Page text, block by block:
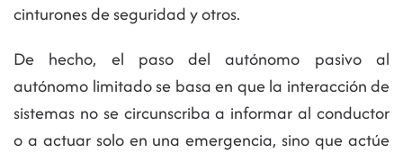
cinturones de seguridad y otros.
De hecho, el paso del autónomo pasivo al
autónomo limitado se basa en que la interacción de
sistemas no se circunscriba a informar al conductor
o a actuar solo en una emergencia, sino que actúe